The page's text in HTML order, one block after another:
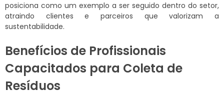
posiciona como um exemplo a ser seguido dentro do setor,
atraindo clientes e parceiros que valorizam a
sustentabilidade.
Benefícios de Profissionais
Capacitados para Coleta de
Resíduos